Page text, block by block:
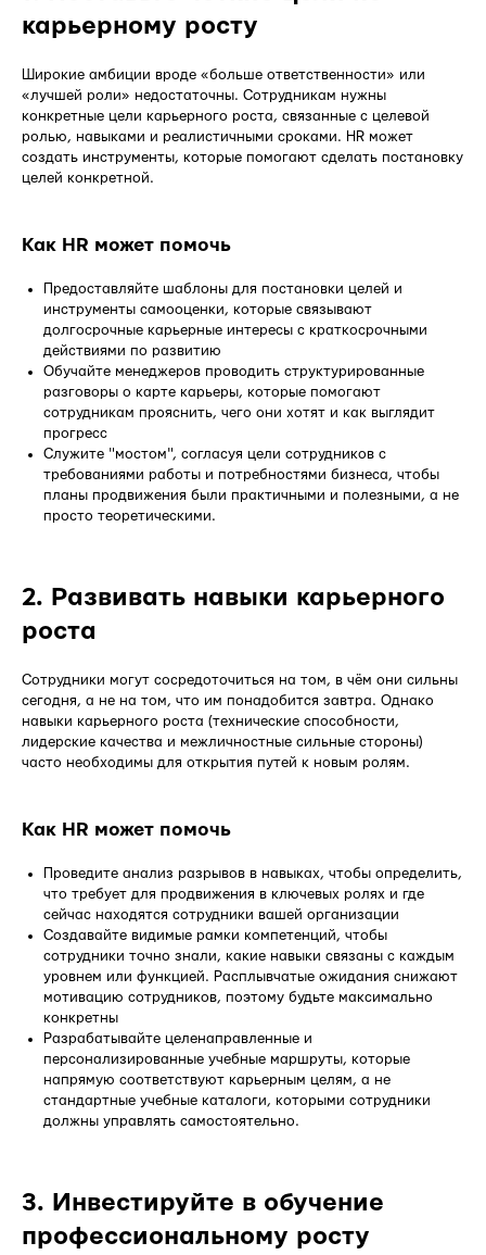
карьерному росту
Широкие амбиции вроде «больше ответственности» или
«лучшей роли» недостаточны. Сотрудникам нужны
конкретные цели карьерного роста, связанные с целевой
ролью, навыками и реалистичными сроками. HR может
создать инструменты, которые помогают сделать постановку
целей конкретной.
Как HR может помочь
Предоставляйте шаблоны для постановки целей и
инструменты самооценки, которые связывают
долгосрочные карьерные интересы с краткосрочными
действиями по развитию
Обучайте менеджеров проводить структурированные
разговоры о карте карьеры, которые помогают
сотрудникам прояснить, чего они хотят и как выглядит
прогресс
Служите "мостом", согласуя цели сотрудников с
требованиями работы и потребностями бизнеса, чтобы
планы продвижения были практичными и полезными, а не
просто теоретическими.
2. Развивать навыки карьерного
роста
Сотрудники могут сосредоточиться на том, в чём они сильны
сегодня, а не на том, что им понадобится завтра. Однако
навыки карьерного роста (технические способности,
лидерские качества и межличностные сильные стороны)
часто необходимы для открытия путей к новым ролям.
Как HR может помочь
Проведите анализ разрывов в навыках, чтобы определить,
что требует для продвижения в ключевых ролях и где
сейчас находятся сотрудники вашей организации
Создавайте видимые рамки компетенций, чтобы
сотрудники точно знали, какие навыки связаны с каждым
уровнем или функцией. Расплывчатые ожидания снижают
мотивацию сотрудников, поэтому будьте максимально
конкретны
Разрабатывайте целенаправленные и
персонализированные учебные маршруты, которые
напрямую соответствуют карьерным целям, а не
стандартные учебные каталоги, которыми сотрудники
должны управлять самостоятельно.
3. Инвестируйте в обучение
профессиональному росту